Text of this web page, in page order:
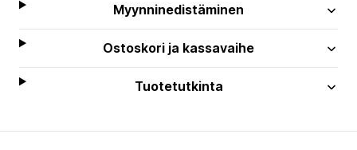
Myynninedistäminen
Ostoskori ja kassavaihe
Tuotetutkinta